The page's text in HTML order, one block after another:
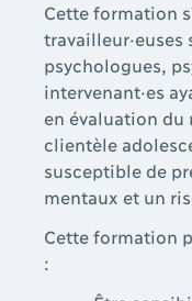
Cette formation
travailleur·euses
psychologues,
intervenant·es
en évaluation du
clientèle
susceptible de
mentaux et un
Cette formation
: